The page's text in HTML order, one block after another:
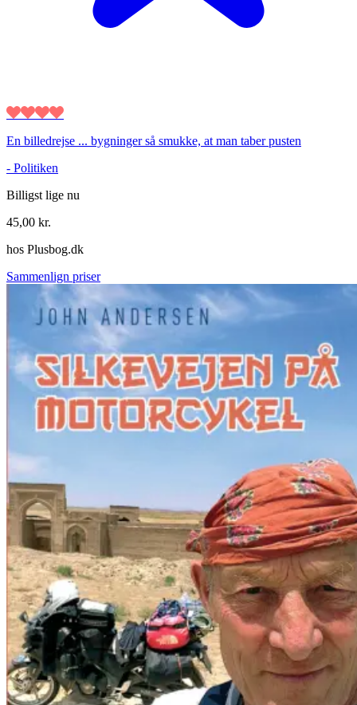
En billedrejse ... bygninger så smukke, at man taber pusten
- Politiken
Billigst lige nu
45,00 kr.
hos Plusbog.dk
Sammenlign priser